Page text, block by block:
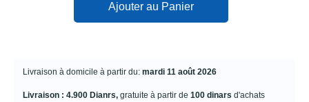
Ajouter au Panier
Livraison à domicile à partir du: mardi 11 août 2026
Livraison : 4.900 Dianrs, gratuite à partir de 100 dinars d'achats